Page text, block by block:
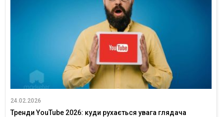
24.02.2026
Тренди YouTube 2026: куди рухається увага глядача